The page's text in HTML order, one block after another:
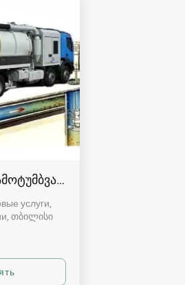
გაწმენდა
услуги,
თბილისი